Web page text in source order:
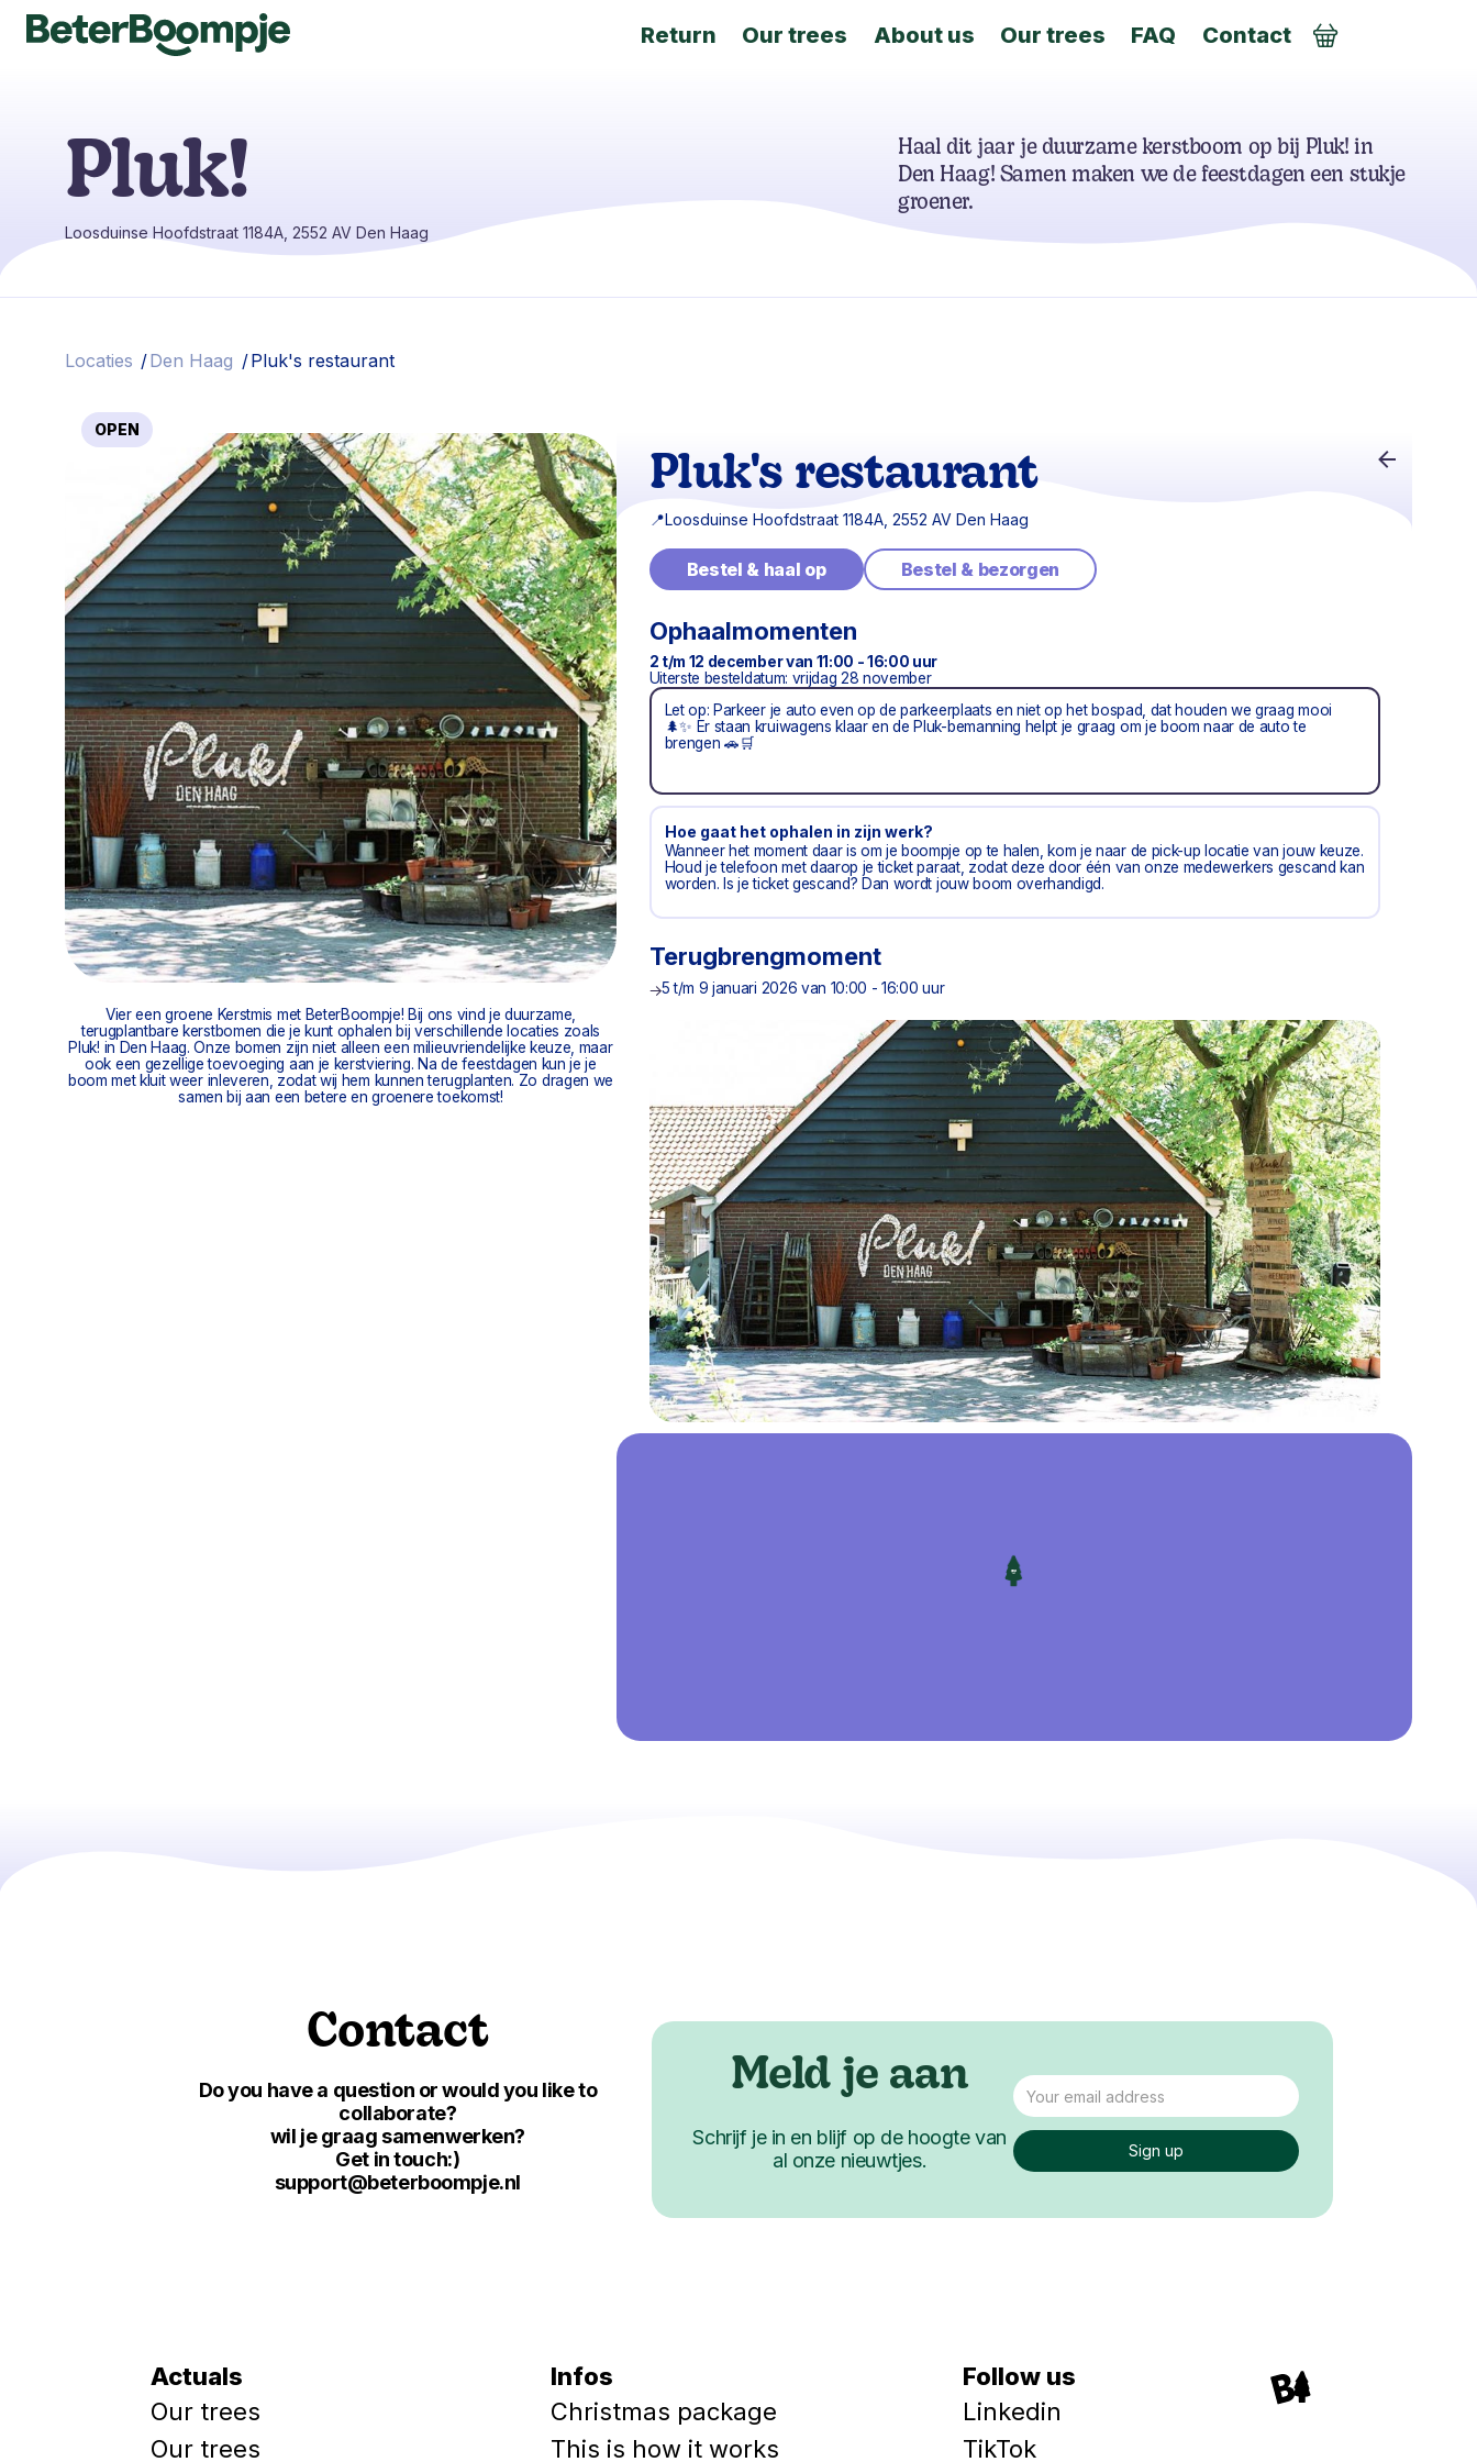
Return Our trees About us Our trees FAQ Contact
Pluk!
Loosduinse Hoofdstraat 1184A, 2552 AV Den Haag
Haal dit jaar je duurzame kerstboom op bij Pluk! in
Den Haag! Samen maken we de feestdagen een stukje
groener.
Locaties /Den Haag /Pluk's restaurant
OPEN
Vier een groene Kerstmis met BeterBoompje! Bij ons vind je duurzame,
terugplantbare kerstbomen die je kunt ophalen bij verschillende locaties zoals
Pluk! in Den Haag. Onze bomen zijn niet alleen een milieuvriendelijke keuze, maar
ook een gezellige toevoeging aan je kerstviering. Na de feestdagen kun je je
boom met kluit weer inleveren, zodat wij hem kunnen terugplanten. Zo dragen we
samen bij aan een betere en groenere toekomst!
Pluk's restaurant
📍Loosduinse Hoofdstraat 1184A, 2552 AV Den Haag
Bestel & haal op Bestel & bezorgen
Ophaalmomenten
2 t/m 12 december van 11:00 - 16:00 uur
Uiterste besteldatum: vrijdag 28 november
Let op: Parkeer je auto even op de parkeerplaats en niet op het bospad, dat houden we graag mooi
🌲✨ Er staan kruiwagens klaar en de Pluk-bemanning helpt je graag om je boom naar de auto te
brengen 🚗🛒
Hoe gaat het ophalen in zijn werk?
Wanneer het moment daar is om je boompje op te halen, kom je naar de pick-up locatie van jouw keuze.
Houd je telefoon met daarop je ticket paraat, zodat deze door één van onze medewerkers gescand kan
worden. Is je ticket gescand? Dan wordt jouw boom overhandigd.
Terugbrengmoment
5 t/m 9 januari 2026 van 10:00 - 16:00 uur
Contact
Do you have a question or would you like to
collaborate?
wil je graag samenwerken?
Get in touch:)
support@beterboompje.nl
Meld je aan
Schrijf je in en blijf op de hoogte van
al onze nieuwtjes.
Actuals
Our trees
Our trees
Infos
Christmas package
This is how it works
Follow us
Linkedin
TikTok